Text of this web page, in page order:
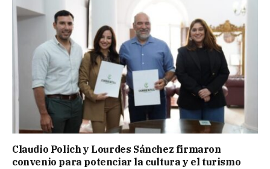
Claudio Polich y Lourdes Sánchez firmaron
convenio para potenciar la cultura y el turismo